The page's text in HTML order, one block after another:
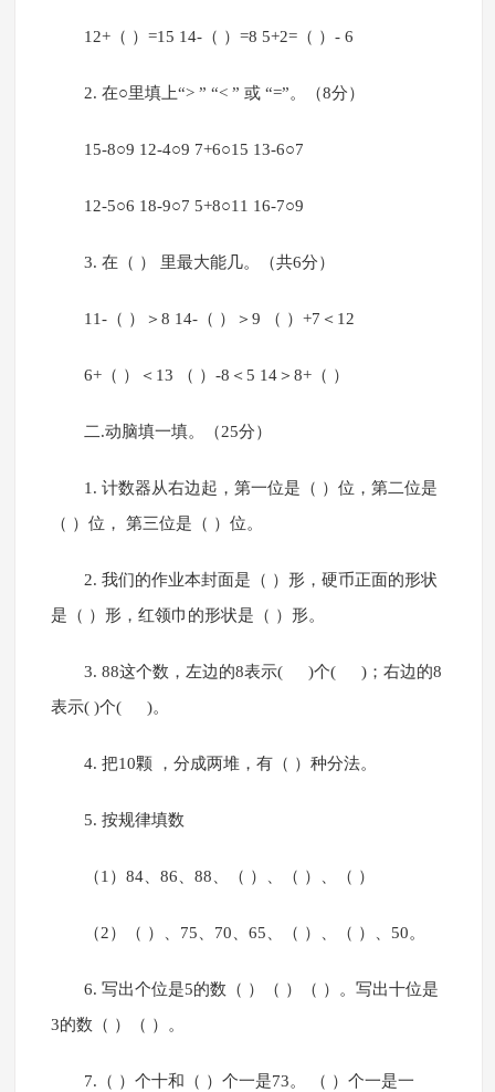
12+（ ）=15 14-（ ）=8 5+2=（ ）- 6
2. 在○里填上“> ” “< ” 或 “=”。（8分）
15-8○9 12-4○9 7+6○15 13-6○7
12-5○6 18-9○7 5+8○11 16-7○9
3. 在（ ） 里最大能几。（共6分）
11-（ ）＞8 14-（ ）＞9 （ ）+7＜12
6+（ ）＜13 （ ）-8＜5 14＞8+（ ）
二.动脑填一填。（25分）
1. 计数器从右边起，第一位是（ ）位，第二位是
（ ）位， 第三位是（ ）位。
2. 我们的作业本封面是（ ）形，硬币正面的形状
是（ ）形，红领巾的形状是（ ）形。
3. 88这个数，左边的8表示( )个( )；右边的8
表示( )个( )。
4. 把10颗 ，分成两堆，有（ ）种分法。
5. 按规律填数
（1）84、86、88、（ ）、（ ）、（ ）
（2）（ ）、75、70、65、（ ）、（ ）、50。
6. 写出个位是5的数（ ）（ ）（ ）。写出十位是
3的数（ ）（ ）。
7.（ ）个十和（ ）个一是73。 （ ）个一是一